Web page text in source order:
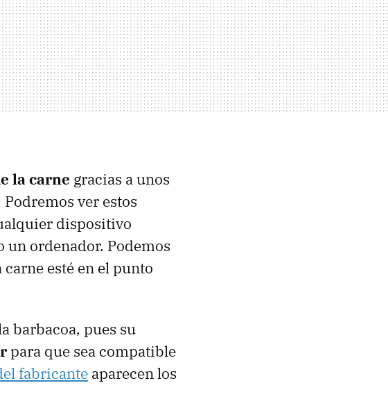
la carne gracias a unos
Podremos ver estos
dispositivo
un ordenador. Podemos
esté en el punto
barbacoa, pues su
para que sea compatible
fabricante aparecen los